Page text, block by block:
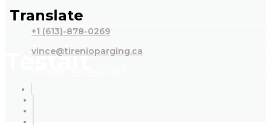
+1 (613)-878-0269
vince@tirenioparging.ca
Translate
Testait